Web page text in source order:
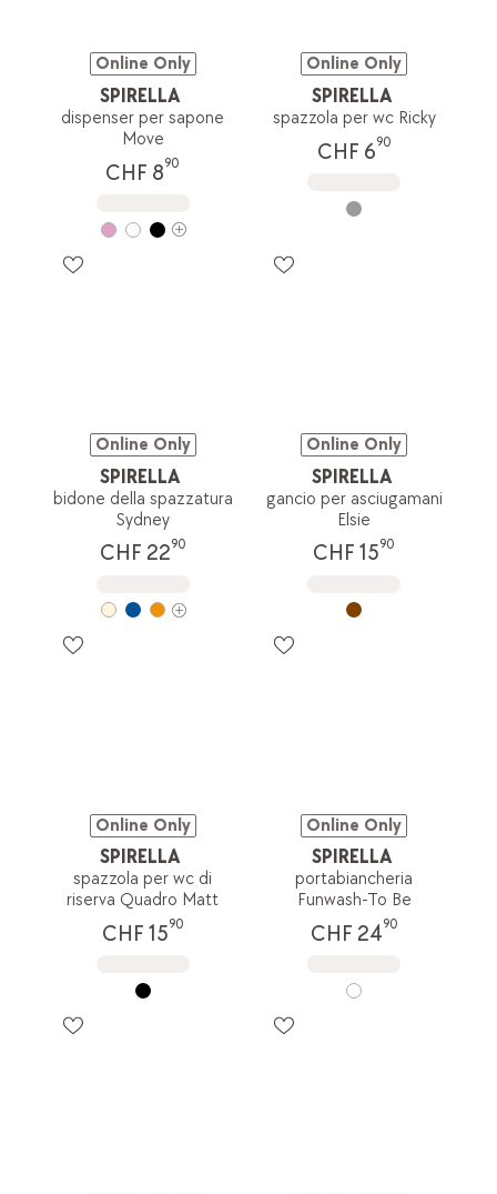
Online Only
SPIRELLA
dispenser per sapone
Move
CHF 890
Online Only
SPIRELLA
spazzola per wc Ricky
CHF 690
Online Only
SPIRELLA
bidone della spazzatura
Sydney
CHF 2290
Online Only
SPIRELLA
gancio per asciugamani
Elsie
CHF 1590
Online Only
SPIRELLA
spazzola per wc di
riserva Quadro Matt
CHF 1590
Online Only
SPIRELLA
portabiancheria
Funwash-To Be
CHF 2490